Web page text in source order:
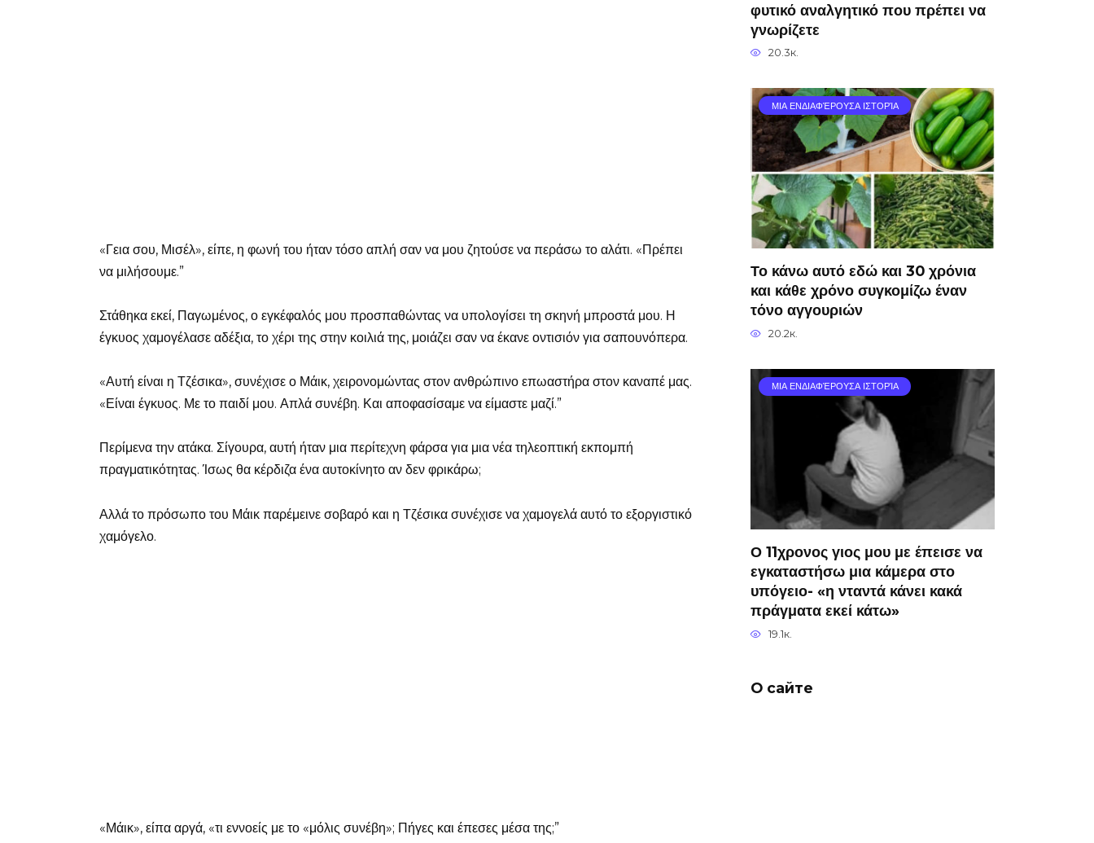
«Γεια σου, Μισέλ», είπε, η φωνή του ήταν τόσο απλή σαν να μου ζητούσε να περάσω το αλάτι. «Πρέπει
να μιλήσουμε.”
Στάθηκα εκεί, Παγωμένος, ο εγκέφαλός μου προσπαθώντας να υπολογίσει τη σκηνή μπροστά μου. Η
έγκυος χαμογέλασε αδέξια, το χέρι της στην κοιλιά της, μοιάζει σαν να έκανε οντισιόν για σαπουνόπερα.
«Αυτή είναι η Τζέσικα», συνέχισε ο Μάικ, χειρονομώντας στον ανθρώπινο επωαστήρα στον καναπέ μας.
«Είναι έγκυος. Με το παιδί μου. Απλά συνέβη. Και αποφασίσαμε να είμαστε μαζί.”
Περίμενα την ατάκα. Σίγουρα, αυτή ήταν μια περίτεχνη φάρσα για μια νέα τηλεοπτική εκπομπή
πραγματικότητας. Ίσως θα κέρδιζα ένα αυτοκίνητο αν δεν φρικάρω;
Αλλά το πρόσωπο του Μάικ παρέμεινε σοβαρό και η Τζέσικα συνέχισε να χαμογελά αυτό το εξοργιστικό
χαμόγελο.
«Μάικ», είπα αργά, «τι εννοείς με το «μόλις συνέβη»; Πήγες και έπεσες μέσα της;”
φυτικό αναλγητικό που πρέπει να
γνωρίζετε
20.3к.
ΜΙΑ ΕΝΔΙΑΦΈΡΟΥΣΑ ΙΣΤΟΡΊΑ
Το κάνω αυτό εδώ και 30 χρόνια
και κάθε χρόνο συγκομίζω έναν
τόνο αγγουριών
20.2к.
ΜΙΑ ΕΝΔΙΑΦΈΡΟΥΣΑ ΙΣΤΟΡΊΑ
Ο 11χρονος γιος μου με έπεισε να
εγκαταστήσω μια κάμερα στο
υπόγειο- «η νταντά κάνει κακά
πράγματα εκεί κάτω»
19.1к.
О сайте